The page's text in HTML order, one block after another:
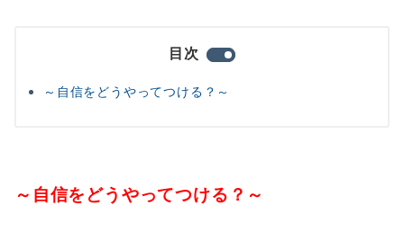
目次
～自信をどうやってつける？～
～自信をどうやってつける？～